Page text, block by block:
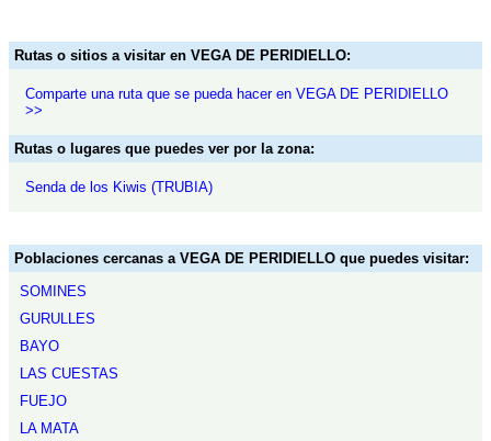
Rutas o sitios a visitar en VEGA DE PERIDIELLO:
Comparte una ruta que se pueda hacer en VEGA DE PERIDIELLO
>>
Rutas o lugares que puedes ver por la zona:
Senda de los Kiwis (TRUBIA)
Poblaciones cercanas a VEGA DE PERIDIELLO que puedes visitar:
SOMINES
GURULLES
BAYO
LAS CUESTAS
FUEJO
LA MATA